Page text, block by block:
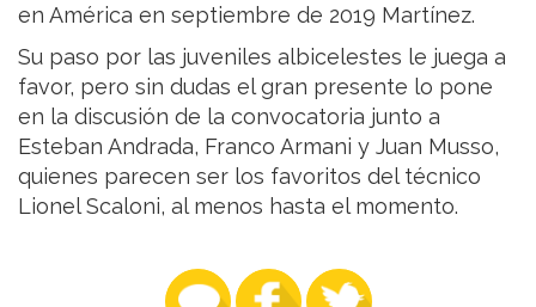
en América en septiembre de 2019 Martínez.
Su paso por las juveniles albicelestes le juega a
favor, pero sin dudas el gran presente lo pone
en la discusión de la convocatoria junto a
Esteban Andrada, Franco Armani y Juan Musso,
quienes parecen ser los favoritos del técnico
Lionel Scaloni, al menos hasta el momento.